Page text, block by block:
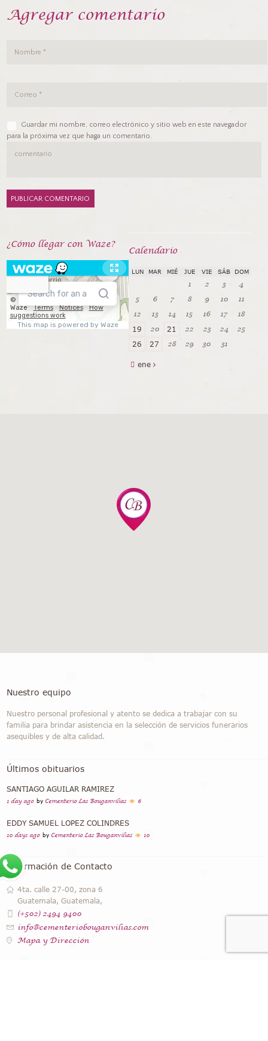
Agregar comentario
Guardar mi nombre, correo electrónico y sitio web en este navegador
para la próxima vez que haga un comentario.
¿Cómo llegar con Waze?
Calendarío
LUN MAR MIÉ JUE VIE SÁB DOM
1 2 3
4
5
6 7 8 9 10
11
12
13 14 15 16 17 18
19 20 21 22 23 24 25
26 27 28 29 30 31
ene
Nuestro equipo
Nuestro personal profesional y atento se dedica a trabajar con su
familia para brindar asistencia en la selección de servicios funerarios
asequibles y de alta calidad.
Últimos obituarios
SANTIAGO AGUILAR RAMIREZ
1 day ago by Cementerio Las Bouganvilias 6
EDDY SAMUEL LOPEZ COLINDRES
10 days ago by Cementerio Las Bouganvilias 10
Información de Contacto
4ta. calle 27-00, zona 6
Guatemala, Guatemala,
(+502) 2494 9400
info@cementeriobouganvilias.com
Mapa y Dirección